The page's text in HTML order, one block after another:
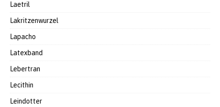
Laetril
Lakritzenwurzel
Lapacho
Latexband
Lebertran
Lecithin
Leindotter